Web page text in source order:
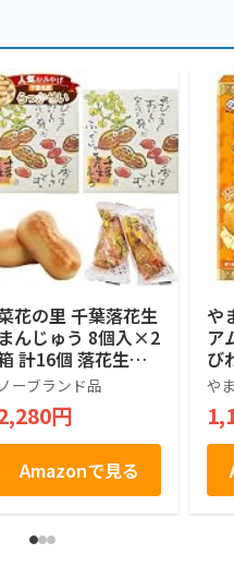
花の里 千葉落花生
まんじゅう 8個入×2
計16個 落花生の
形 ピーナッツ 白あ
ん 和菓子 饅頭 千葉
産 房総 個包装 手
産
ノーブランド品
円
Amazonで見る
や
ア
び
や